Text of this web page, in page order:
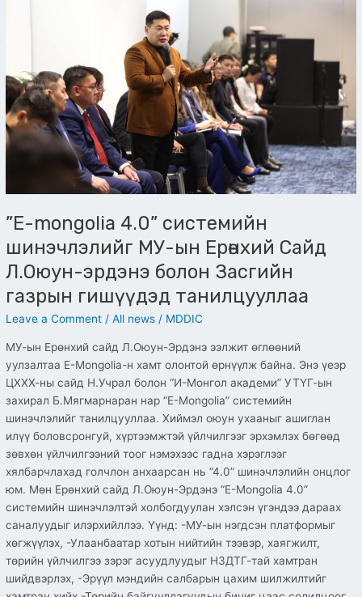
”E-mongolia 4.0” системийн
шинэчлэлийг МУ-ын Ерөнхий Сайд
Л.Оюун-эрдэнэ болон Засгийн
газрын гишүүдэд танилцууллаа
Leave a Comment /All news / MDDIC
МУ-ын Ерөнхий сайд Л.Оюун-Эрдэнэ ээлжит өглөөний
уулзалтаа E-Mongolia-н хамт олонтой өрнүүлж байна. Энэ үеэр
ЦХХХ-ны сайд Н.Учрал болон “И-Монгол академи” УТҮГ-ын
захирал Б.Мягмарнаран нар “E-Mongolia” системийн
шинэчлэлийг танилцууллаа. Хиймэл оюун ухааныг ашиглан
илүү боловсронгуй, хүртээмжтэй үйлчилгээг эрхэмлэх бөгөөд
зөвхөн үйлчилгээний тоог нэмэхээс гадна хэрэглээг
хялбарчлахад голчлон анхаарсан нь “4.0” шинэчлэлийн онцлог
юм. Мөн Ерөнхий сайд Л.Оюун-Эрдэнэ “E-Mongolia 4.0”
системийн шинэчлэлтэй холбогдуулан хэлсэн үгэндээ дараах
саналуудыг илэрхийллээ. Үүнд: -МУ-ын нэгдсэн платформыг
хөгжүүлэх, -Улаанбаатар хотын нийтийн тээвэр, хаягжилт,
төрийн үйлчилгээ зэрэг асуудлуудыг НЗДТГ-тай хамтран
шийдвэрлэх, -Эрүүл мэндийн салбарын цахим шилжилтийг
ын
Ерөнхий
Сайд
Л.Оюун-
эрдэнэ
гишүүдэд
танилцууллаа